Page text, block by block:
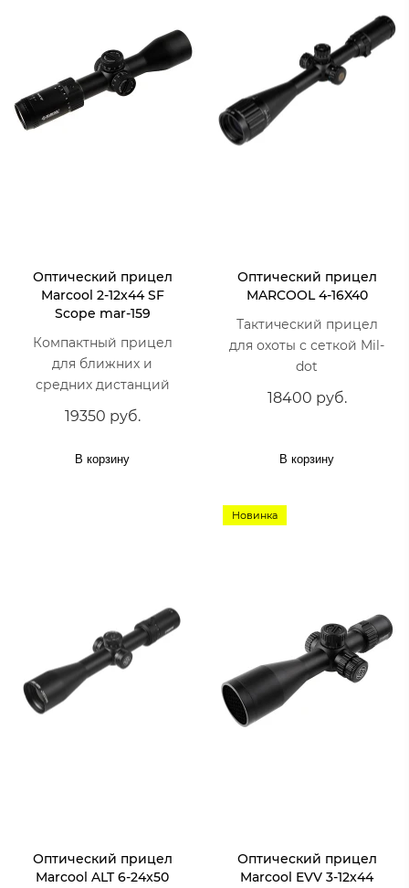
Оптический прицел
Marcool 2-12x44 SF
Scope mar-159
Компактный прицел
для ближних и
средних дистанций
19350 руб.
В корзину
Оптический прицел
MARCOOL 4-16X40
Тактический прицел
для охоты с сеткой Mil-
dot
18400 руб.
В корзину
Оптический прицел
Marcool ALT 6-24x50
Новинка
Оптический прицел
Marcool EVV 3-12x44